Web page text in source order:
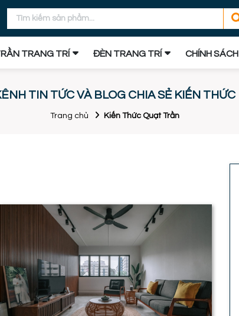
TRANG TRÍ ĐÈN TRANG TRÍ CHÍNH SÁCH
TIN TỨC VÀ BLOG CHIA SẺ KIẾN THỨC
Trang chủ Kiến Thức Quạt Trần